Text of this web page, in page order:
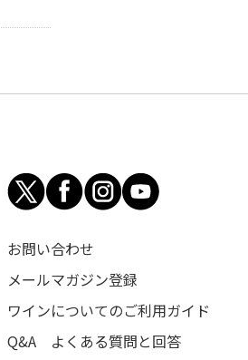
お問い合わせ
メールマガジン登録
ワインについてのご利用ガイド
Q&A よくある質問と回答